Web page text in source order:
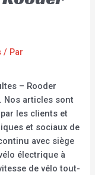
/ Par
– Rooder
Nos articles sont
les clients et
et sociaux de
avec siège
électrique à
de vélo tout-